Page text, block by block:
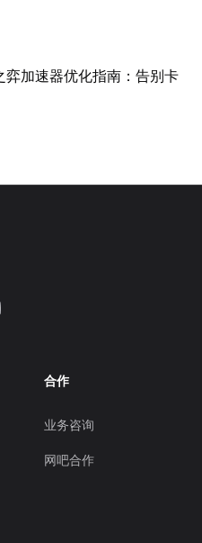
弈加速器优化指南：告别卡
合作
业务咨询
网吧合作